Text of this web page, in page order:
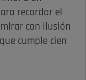
recordar el
con ilusión
cumple cien